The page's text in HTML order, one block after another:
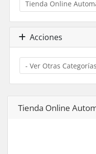
Acciones
Tienda Online